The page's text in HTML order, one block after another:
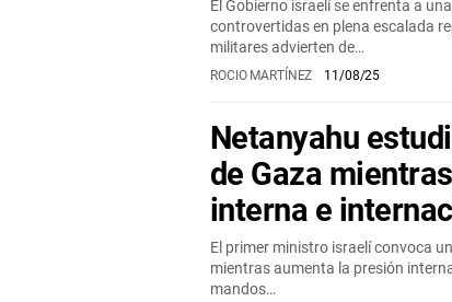
El Gobierno israelí se enfrenta a
controvertidas en plena escalada
militares advierten de…
ROCIO MARTÍNEZ 11/08/25
Netanyahu
de Gaza
interna e
El primer ministro israelí convoca
mientras aumenta la presión
mandos…